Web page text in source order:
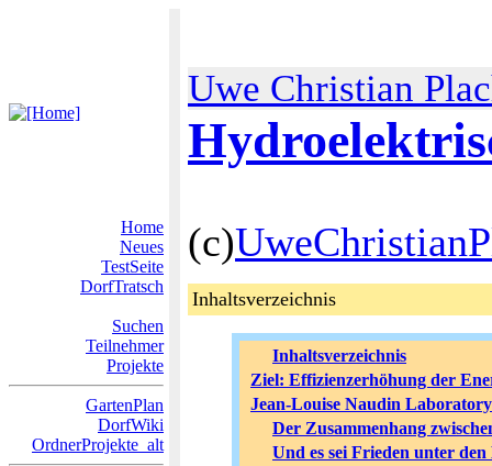
Uwe Christian
Home
Neues
TestSeite
DorfTratsch
Suchen
Teilnehmer
Projekte
GartenPlan
DorfWiki
OrdnerProjekte_alt
(c)
Inhaltsverzeichnis
Inhaltsverzeichnis
Ziel: Effizienzerhöhung der
Jean-Louise Naudin
Der Zusammenhang
Und es sei Frieden unter